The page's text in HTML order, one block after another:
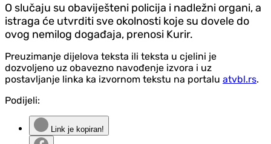
O slučaju su obaviješteni policija i nadležni organi, a
istraga će utvrditi sve okolnosti koje su dovele do
ovog nemilog događaja, prenosi Kurir.
Preuzimanje dijelova teksta ili teksta u cjelini je
dozvoljeno uz obavezno navođenje izvora i uz
postavljanje linka ka izvornom tekstu na portalu atvbl.rs.
Podijeli:
Link je kopiran!